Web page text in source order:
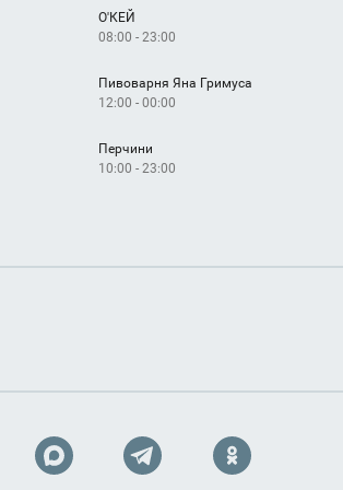
О'КЕЙ
08:00 - 23:00
Пивоварня Яна Гримуса
12:00 - 00:00
Перчини
10:00 - 23:00